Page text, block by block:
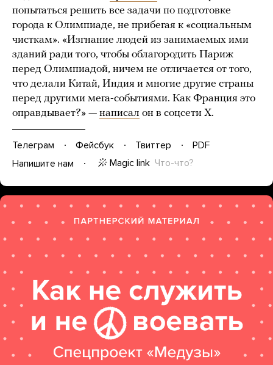
попытаться решить все задачи по подготовке
города к Олимпиаде, не прибегая к «социальным
чисткам». «Изгнание людей из занимаемых ими
зданий ради того, чтобы облагородить Париж
перед Олимпиадой, ничем не отличается от того,
что делали Китай, Индия и многие другие страны
перед другими мега-событиями. Как Франция это
оправдывает?» — написал он в соцсети Х.
Телеграм Фейсбук Твиттер
PDF
Напишите нам
Magic link Что-что?